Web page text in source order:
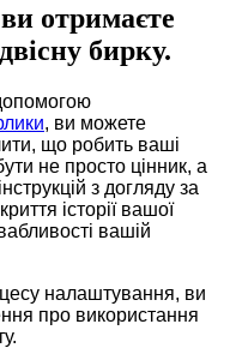
отримаєте
бирку.
, ви можете
що робить ваші
не просто цінник, а
з догляду за
історії вашої
вашій
налаштування, ви
про використання